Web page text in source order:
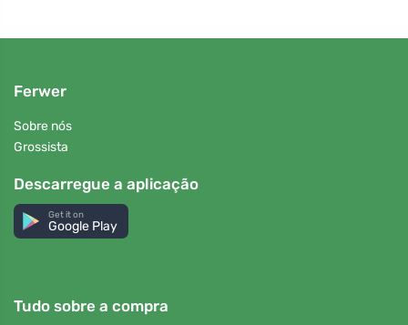
Ferwer
Sobre nós
Grossista
Descarregue a aplicação
Get it on
Google Play
Tudo sobre a compra